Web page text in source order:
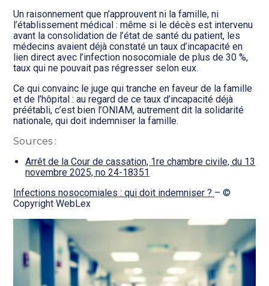
Un raisonnement que n’approuvent ni la famille, ni
l’établissement médical : même si le décès est intervenu
avant la consolidation de l’état de santé du patient, les
médecins avaient déjà constaté un taux d’incapacité en
lien direct avec l’infection nosocomiale de plus de 30 %,
taux qui ne pouvait pas régresser selon eux.
Ce qui convainc le juge qui tranche en faveur de la famille
et de l’hôpital : au regard de ce taux d’incapacité déjà
préétabli, c’est bien l’ONIAM, autrement dit la solidarité
nationale, qui doit indemniser la famille.
Sources :
Arrêt de la Cour de cassation, 1re chambre civile, du 13
novembre 2025, no 24-18351
Infections nosocomiales : qui doit indemniser ? – ©
Copyright WebLex